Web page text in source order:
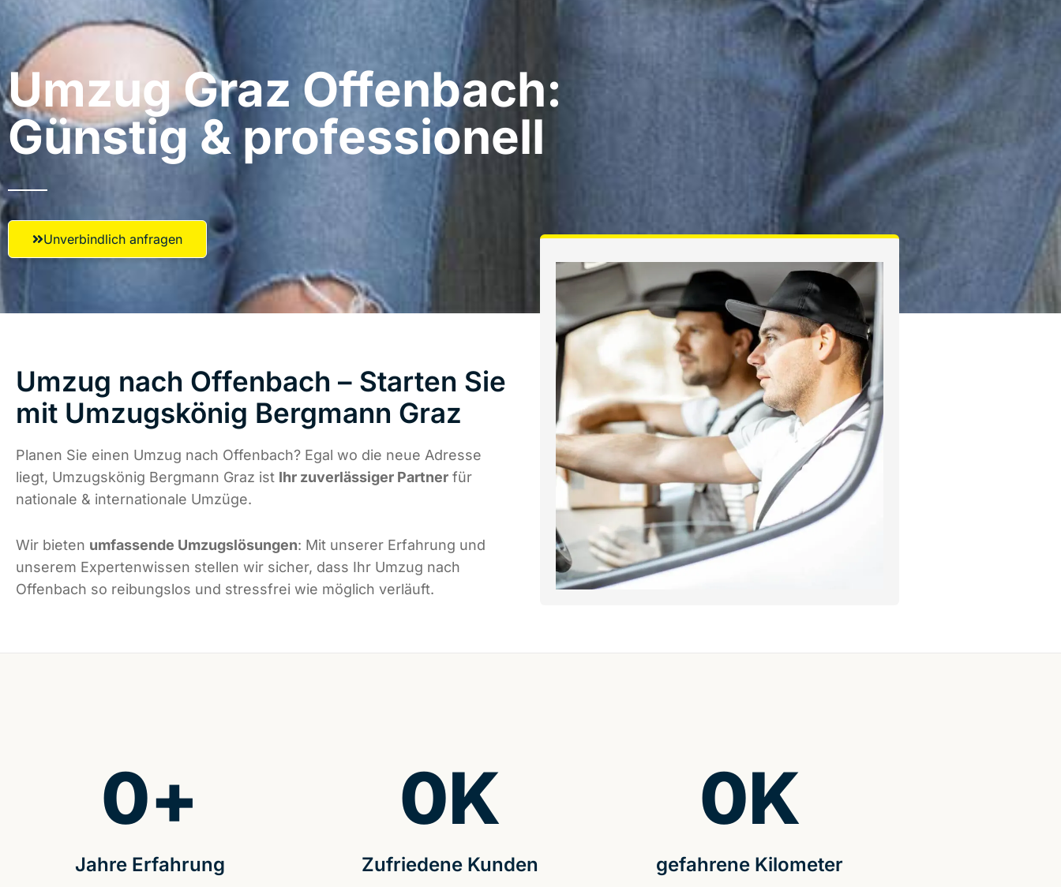
Umzug Graz​ Offenbach:
Günstig & professionell​
Unverbindlich anfragen
Umzug nach Offenbach – Starten Sie
mit Umzugskönig Bergmann Graz
Planen Sie einen Umzug nach Offenbach? Egal wo die neue Adresse
liegt, Umzugskönig Bergmann Graz ist Ihr zuverlässiger Partner für
nationale & internationale Umzüge.
Wir bieten umfassende Umzugslösungen: Mit unserer Erfahrung und
unserem Expertenwissen stellen wir sicher, dass Ihr Umzug nach
Offenbach so reibungslos und stressfrei wie möglich verläuft.
Jahre Erfahrung
0+
Zufriedene Kunden
0K
gefahrene Kilometer
0K